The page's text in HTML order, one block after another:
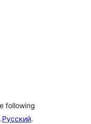
following
Русский.